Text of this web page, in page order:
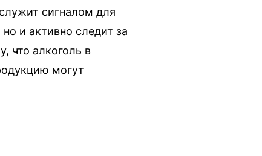
сигналом для
и активно следит за
что алкоголь в
могут